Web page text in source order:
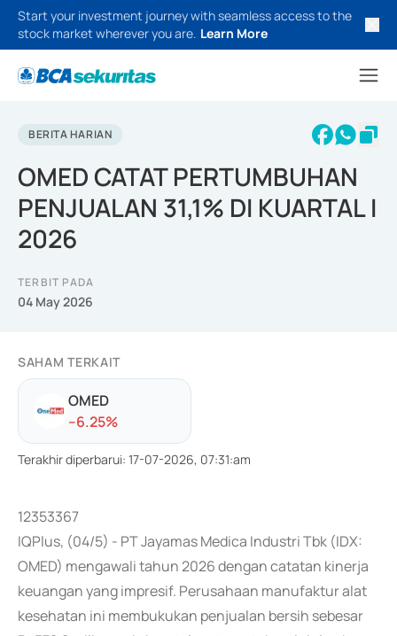
Start your investment journey with seamless access to the
stock market wherever you are. Learn More
BERITA HARIAN
OMED CATAT PERTUMBUHAN
PENJUALAN 31,1% DI KUARTAL I
2026
TERBIT PADA
04 May 2026
SAHAM TERKAIT
OMED
--6.25%
Terakhir diperbarui: 17-07-2026, 07:31:am
12353367
IQPlus, (04/5) - PT Jayamas Medica Industri Tbk (IDX:
OMED) mengawali tahun 2026 dengan catatan kinerja
keuangan yang impresif. Perusahaan manufaktur alat
kesehatan ini membukukan penjualan bersih sebesar